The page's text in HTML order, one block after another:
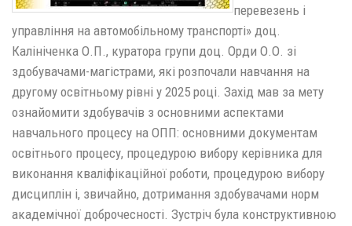
перевезень і
управління на автомобільному транспорті» доц.
Калініченка О.П., куратора групи доц. Орди О.О. зі
здобувачами-магістрами, які розпочали навчання на
другому освітньому рівні у 2025 році. Захід мав за мету
ознайомити здобувачів з основними аспектами
навчального процесу на ОПП: основними документам
освітнього процесу, процедурою вибору керівника для
виконання кваліфікаційної роботи, процедурою вибору
дисциплін і, звичайно, дотримання здобувачами норм
академічної доброчесності. Зустріч була конструктивною